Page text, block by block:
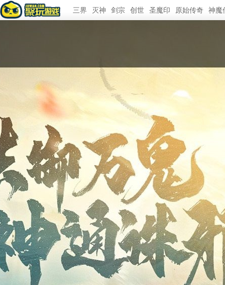
三界 灭神 剑宗 创世 圣魔印 原始传奇 神魔